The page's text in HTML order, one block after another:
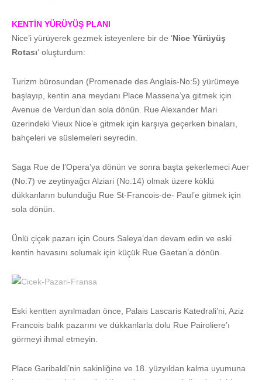
KENTİN YÜRÜYÜŞ PLANI
Nice’i yürüyerek gezmek isteyenlere bir de ‘Nice Yürüyüş
Rotası‘ oluşturdum:
Turizm bürosundan (Promenade des Anglais-No:5) yürümeye
başlayıp, kentin ana meydanı Place Massena’ya gitmek için
Avenue de Verdun’dan sola dönün. Rue Alexander Mari
üzerindeki Vieux Nice’e gitmek için karşıya geçerken binaları,
bahçeleri ve süslemeleri seyredin.
Saga Rue de l’Opera’ya dönün ve sonra başta şekerlemeci Auer
(No:7) ve zeytinyağcı Alziari (No:14) olmak üzere köklü
dükkanların bulunduğu Rue St-Francois-de- Paul’e gitmek için
sola dönün.
Ünlü çiçek pazarı için Cours Saleya’dan devam edin ve eski
kentin havasını solumak için küçük Rue Gaetan’a dönün.
Eski kentten ayrılmadan önce, Palais Lascaris Katedrali’ni, Aziz
Francois balık pazarını ve dükkanlarla dolu Rue Pairoliere’ı
görmeyi ihmal etmeyin.
Place Garibaldi’nin sakinliğine ve 18. yüzyıldan kalma uyumuna